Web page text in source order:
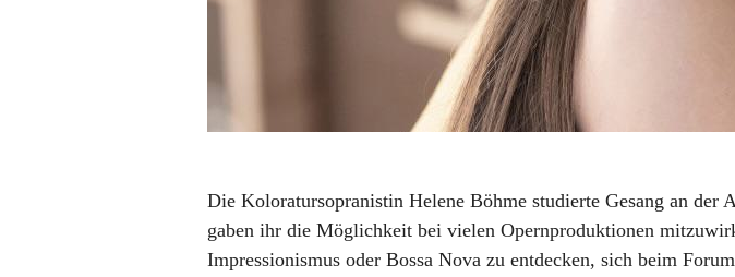
Die Koloratursopranistin Helene Böhme studierte Gesang an
gaben ihr die Möglichkeit bei vielen Opernproduktionen
Impressionismus oder Bossa Nova zu entdecken, sich beim